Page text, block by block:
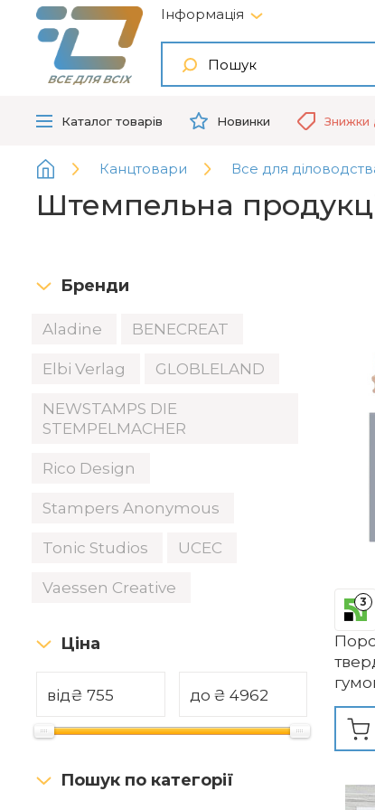
ВСЕ ДЛЯ ВСІХ
Інформація
Каталог товарів Новинки Знижки
Канцтовари Все для
Штемпельна
Бренди
Aladine BENECREAT
Elbi Verlag GLOBLELAND
NEWSTAMPS DIE
STEMPELMACHER
Rico Design
Stampers Anonymous
Tonic Studios UCEC
Vaessen Creative
Ціна
від₴ до ₴
Пошук по категорії
3
шт.